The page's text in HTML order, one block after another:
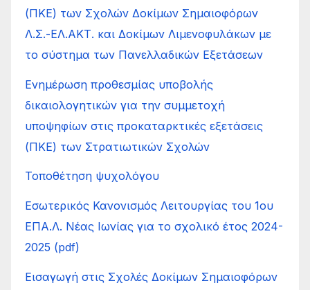
(ΠΚΕ) των Σχολών Δοκίμων Σημαιοφόρων
Λ.Σ.-ΕΛ.ΑΚΤ. και Δοκίμων Λιμενοφυλάκων με
το σύστημα των Πανελλαδικών Εξετάσεων
Ενημέρωση προθεσμίας υποβολής
δικαιολογητικών για την συμμετοχή
υποψηφίων στις προκαταρκτικές εξετάσεις
(ΠΚΕ) των Στρατιωτικών Σχολών
Τοποθέτηση ψυχολόγου
Εσωτερικός Κανονισμός Λειτουργίας του 1ου
ΕΠΑ.Λ. Νέας Ιωνίας για το σχολικό έτος 2024-
2025 (pdf)
Εισαγωγή στις Σχολές Δοκίμων Σημαιοφόρων